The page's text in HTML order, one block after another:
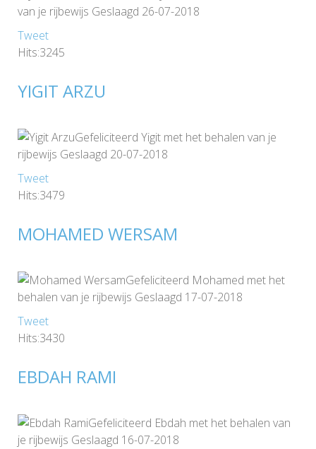
van je rijbewijs Geslaagd 26-07-2018
Tweet
Hits:3245
YIGIT ARZU
Gefeliciteerd Yigit met het behalen van je
rijbewijs Geslaagd 20-07-2018
Tweet
Hits:3479
MOHAMED WERSAM
Gefeliciteerd Mohamed met het
behalen van je rijbewijs Geslaagd 17-07-2018
Tweet
Hits:3430
EBDAH RAMI
Gefeliciteerd Ebdah met het behalen van
je rijbewijs Geslaagd 16-07-2018